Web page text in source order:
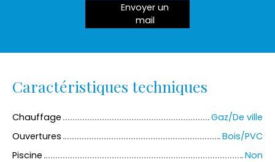
Envoyer un
mail
Caractéristiques techniques
Chauffage
Gaz/De ville
Ouvertures
Bois/PVC
Piscine
Non